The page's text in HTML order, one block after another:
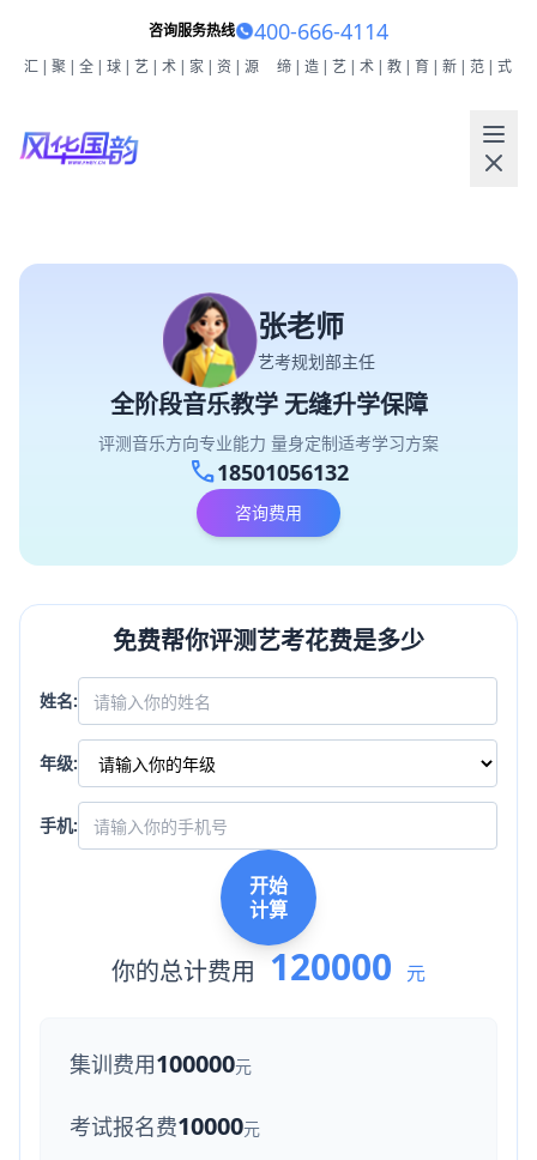
咨询服务热线 400-666-4114
汇|聚|全|球|艺|术|家|资|源 缔|造|艺|术|教|育|新|范|式
张老师
艺考规划部主任
全阶段音乐教学 无缝升学保障
评测音乐方向专业能力 量身定制适考学习方案
call18501056132
咨询费用
免费帮你评测艺考花费是多少
姓名:
年级:
手机:
开始
计算
你的总计费用 120000 元
集训费用100000元
考试报名费10000元